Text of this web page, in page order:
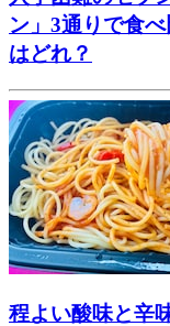
ン」3通りで食
はどれ？
程よい酸味と辛